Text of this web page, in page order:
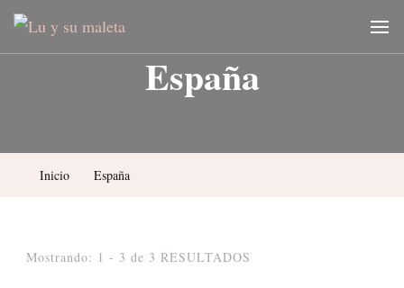
Lu y su maleta
Blog de viajes y fotografía
España
Inicio España
Mostrando: 1 - 3 de 3 RESULTADOS